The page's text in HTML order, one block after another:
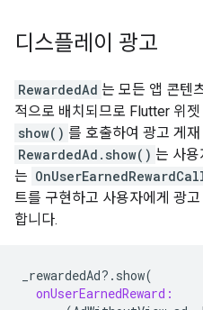
디스플레이 광고
RewardedAd 는 모든 앱 콘텐
적으로 배치되므로 Flutter 위
show() 를 호출하여 광고 게
RewardedAd.show() 는 사용
는
트를 구현하고 사용자에게 광
합니다.
_rewardedAd? . show(
onUserEarnedReward: